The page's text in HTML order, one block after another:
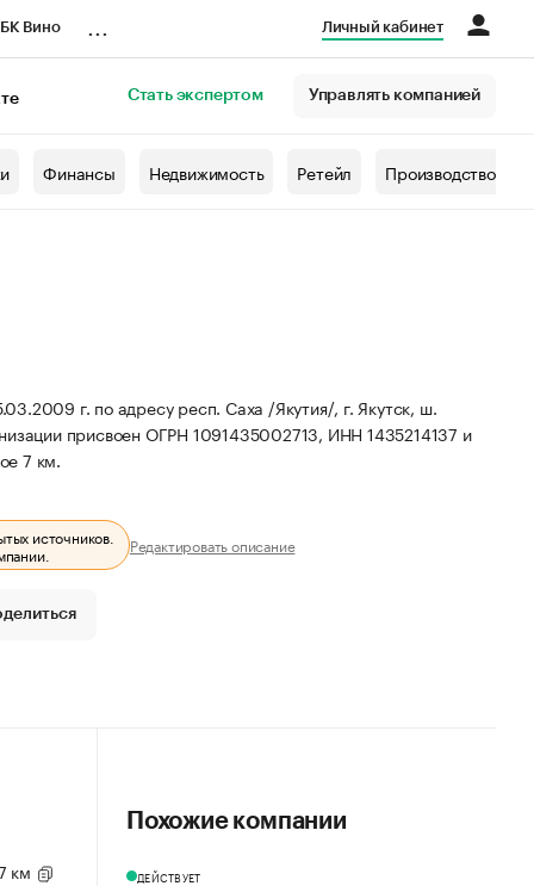
Вино Личный кабинет
Стать экспертом Управлять компанией
Финансы Недвижимость Ретейл Производство
г. по адресу респ. Саха /Якутия/, г. Якутск, ш.
присвоен ОГРН 1091435002713, ИНН 1435214137 и
7 км.
источников. Редактировать описание
км
Похожие компании
ДЕЙСТВУЕТ